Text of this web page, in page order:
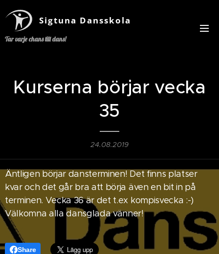
Sigtuna Dansskola
Tar varje chans till dans!
Kurserna börjar vecka
35
24.08.2019
Äntligen börjar dansterminen! Det finns platser
kvar och det går bra att börja även en bit in på
terminen. Vecka 36 är det t.ex kompisvecka :-)
Välkomna alla dansglada vänner!
Share